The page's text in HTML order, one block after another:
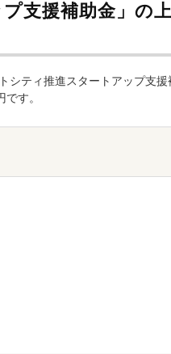
支援補助金」の
シティ推進スタートアップ支援
です。